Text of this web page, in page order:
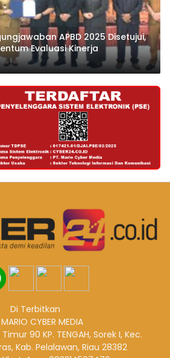
APBD 2025 Disetujui,
Evaluasi Kinerja
Di Terbitkan
CYBER MEDIA
90 KP. TENGAH, Sorek I, Kec.
Kab. Pelalawan, Riau 28382